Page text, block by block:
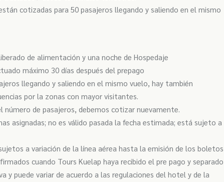
cotizadas para 50 pasajeros llegando y saliendo en el mismo
de alimentación y una noche de Hospedaje
máximo 30 días después del prepago
llegando y saliendo en el mismo vuelo, hay también
por la zonas con mayor visitantes.
número de pasajeros, debemos cotizar nuevamente.
asignadas; no es válido pasada la fecha estimada; está sujeto a
a variación de la línea aérea hasta la emisión de los boletos
cuando Tours Kuelap haya recibido el pre pago y separado
y puede variar de acuerdo a las regulaciones del hotel y de la